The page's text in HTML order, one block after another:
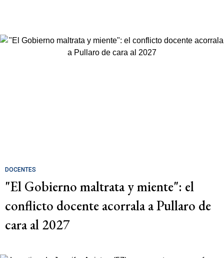
DOCENTES
"El Gobierno maltrata y miente": el
conflicto docente acorrala a Pullaro de
cara al 2027